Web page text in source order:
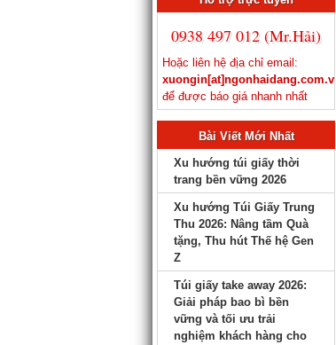
0938 497 012 (Mr.Hải)
Hoặc liên hệ địa chỉ email:
xuongin[at]ngonhaidang.com.vn
để được báo giá nhanh nhất
Bài Viết Mới Nhất
Xu hướng túi giấy thời
trang bền vững 2026
Xu hướng Túi Giấy Trung
Thu 2026: Nâng tầm Quà
tặng, Thu hút Thế hệ Gen
Z
Túi giấy take away 2026:
Giải pháp bao bì bền
vững và tối ưu trải
nghiệm khách hàng cho